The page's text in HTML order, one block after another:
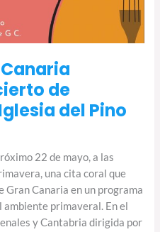
de
del Pino
22 de mayo, a las
una cita coral que
Gran Canaria en un programa
primaveral. En el
y Cantabria dirigida por